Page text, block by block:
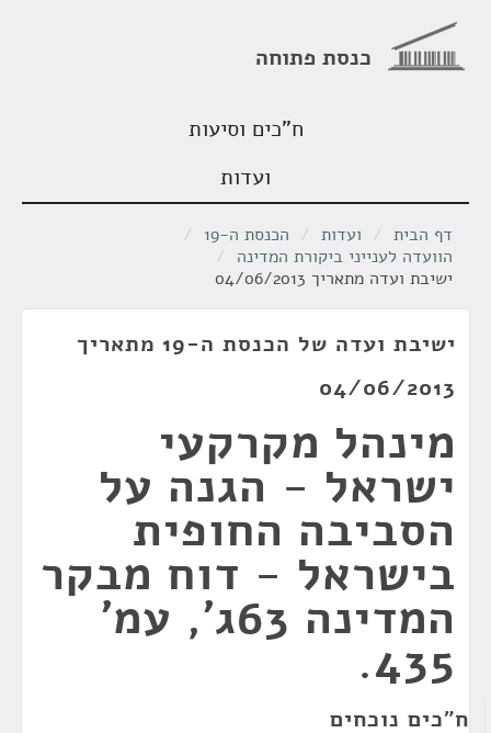
כנסת פתוחה
ח"כים וסיעות
ועדות
דף הבית / ועדות / הכנסת ה-19
/
הוועדה לענייני ביקורת המדינה /
ישיבת ועדה מתאריך 04/06/2013
ישיבת ועדה של הכנסת ה-19 מתאריך
04/06/2013
מינהל מקרקעי
ישראל - הגנה על
הסביבה החופית
בישראל - דוח מבקר
המדינה 63ג', עמ'
435.
ח"כים נוכחים